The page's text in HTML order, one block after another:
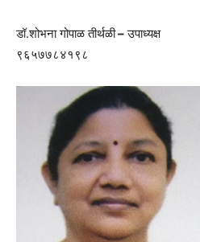
डॉ.शोभना गोपाळ तीर्थळी–उपाध्यक्ष
९६५७७८४१९८